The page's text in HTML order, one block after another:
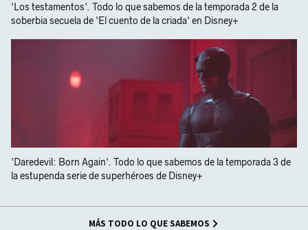
'Los testamentos'. Todo lo que sabemos de la temporada 2 de la
soberbia secuela de 'El cuento de la criada' en Disney+
'Daredevil: Born Again'. Todo lo que sabemos de la temporada 3 de
la estupenda serie de superhéroes de Disney+
MÁS TODO LO QUE SABEMOS